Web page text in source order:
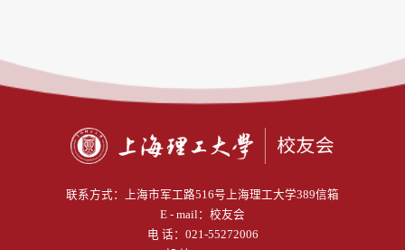
联系方式：
上海市军工路516号上海理工大学389信箱
E - mail： 校友会
电 话： 021-55272006